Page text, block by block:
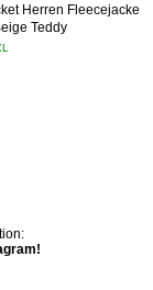
Herren Fleecejacke
Teddy